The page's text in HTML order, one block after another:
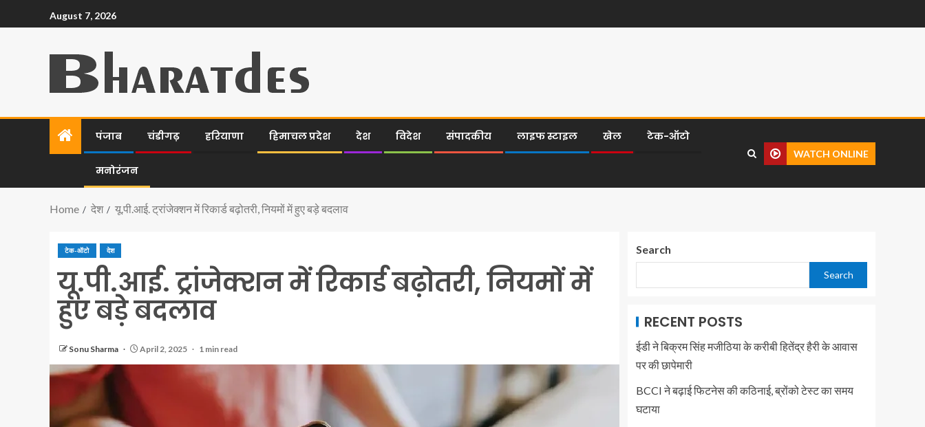
August 7, 2026
पंजाब चंडीगढ़ हरियाणा हिमाचल प्रदेश देश विदेश संपादकीय लाइफ स्टाइल खेल टेक-ऑटो
मनोरंजन
WATCH ONLINE
Home देश यू.पी.आई. ट्रांजेक्शन में रिकार्ड बढ़ोतरी, नियमों में हुए बड़े बदलाव
टेक-ऑटो देश
यू.पी.आई. ट्रांजेक्शन में रिकार्ड बढ़ोतरी, नियमों में
हुए बड़े बदलाव
Sonu Sharma April 2, 2025 1 min read
Search
Search
RECENT POSTS
ईडी ने बिक्रम सिंह मजीठिया के करीबी हितेंद्र हैरी के आवास
पर की छापेमारी
BCCI ने बढ़ाई फिटनेस की कठिनाई, ब्रोंको टेस्ट का समय
घटाया